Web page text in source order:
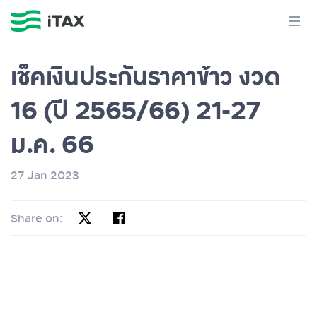
เช็คเงินประกันราคาข้าว งวด
16 (ปี 2565/66) 21-27
ม.ค. 66
27 Jan 2023
Share on: